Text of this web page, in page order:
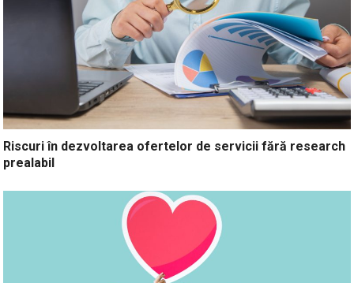
Riscuri în dezvoltarea ofertelor de servicii fără research
prealabil